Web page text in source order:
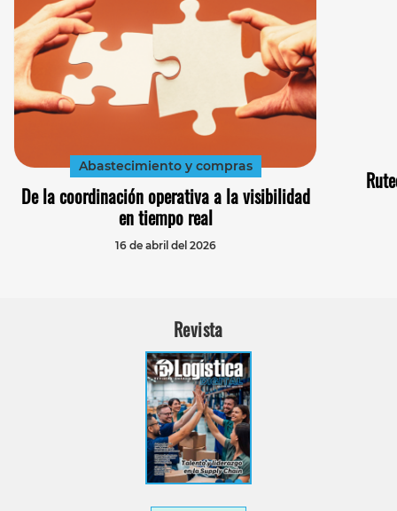
Abastecimiento y compras
De la coordinación operativa a la visibilidad
en tiempo real
16 de abril del 2026
Revista